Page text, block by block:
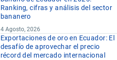
Ranking, cifras y análisis del sector
bananero
4 Agosto, 2026
Exportaciones de oro en Ecuador: El
desafío de aprovechar el precio
récord del mercado internacional